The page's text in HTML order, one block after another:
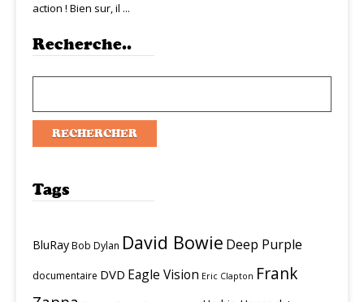
action ! Bien sur, il ...
Recherche..
Tags
BluRayBob Dylan David Bowie Deep Purple
documentaire DVD Eagle Vision Eric Clapton Frank